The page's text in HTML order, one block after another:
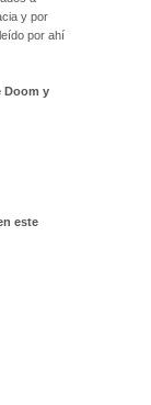
y por
por ahí
Doom y
este